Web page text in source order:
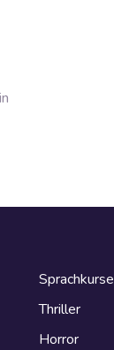
Sprachkurse
Thriller
Horror